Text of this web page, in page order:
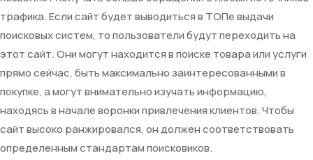
трафика. Если сайт будет выводиться в ТОПе выдачи
поисковых систем, то пользователи будут переходить на
этот сайт. Они могут находится в поиске товара или услуги
прямо сейчас, быть максимально заинтересованными в
покупке, а могут внимательно изучать информацию,
находясь в начале воронки привлечения клиентов. Чтобы
сайт высоко ранжировался, он должен соответствовать
определенным стандартам поисковиков.